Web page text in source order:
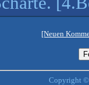
[Neuen
Copyright ©